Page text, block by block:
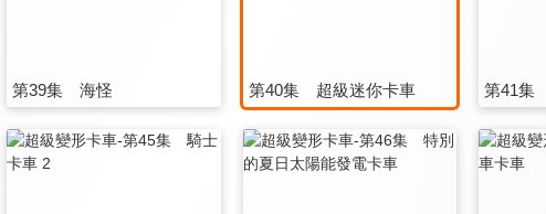
第39集 海怪 第40集 超級迷你卡車 第41集